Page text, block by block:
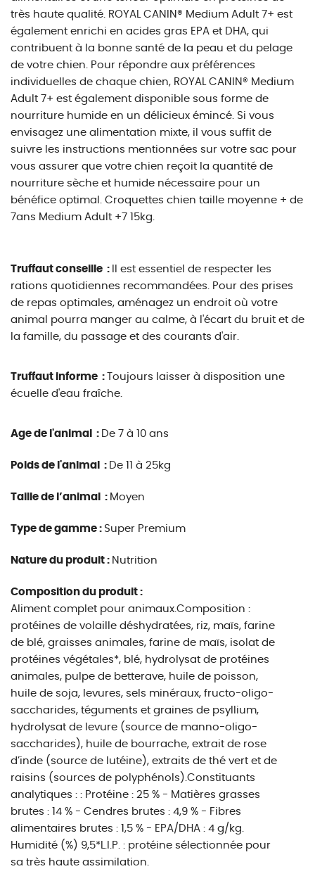
très haute qualité. ROYAL CANIN® Medium Adult 7+ est
également enrichi en acides gras EPA et DHA, qui
contribuent à la bonne santé de la peau et du pelage
de votre chien. Pour répondre aux préférences
individuelles de chaque chien, ROYAL CANIN® Medium
Adult 7+ est également disponible sous forme de
nourriture humide en un délicieux émincé. Si vous
envisagez une alimentation mixte, il vous suffit de
suivre les instructions mentionnées sur votre sac pour
vous assurer que votre chien reçoit la quantité de
nourriture sèche et humide nécessaire pour un
bénéfice optimal. Croquettes chien taille moyenne + de
7ans Medium Adult +7 15kg.
Truffaut conseille :
Il est essentiel de respecter les
rations quotidiennes recommandées. Pour des prises
de repas optimales, aménagez un endroit où votre
animal pourra manger au calme, à l'écart du bruit et de
la famille, du passage et des courants d'air.
Truffaut informe :
Toujours laisser à disposition une
écuelle d'eau fraîche.
Age de l'animal : De 7 à 10 ans
Poids de l'animal : De 11 à 25kg
Taille de l’animal : Moyen
Type de gamme : Super Premium
Nature du produit : Nutrition
Composition du produit :
Aliment complet pour animaux.Composition :
protéines de volaille déshydratées, riz, maïs, farine
de blé, graisses animales, farine de maïs, isolat de
protéines végétales*, blé, hydrolysat de protéines
animales, pulpe de betterave, huile de poisson,
huile de soja, levures, sels minéraux, fructo-oligo-
saccharides, téguments et graines de psyllium,
hydrolysat de levure (source de manno-oligo-
saccharides), huile de bourrache, extrait de rose
d’inde (source de lutéine), extraits de thé vert et de
raisins (sources de polyphénols).Constituants
analytiques : : Protéine : 25 % - Matières grasses
brutes : 14 % - Cendres brutes : 4,9 % - Fibres
alimentaires brutes : 1,5 % - EPA/DHA : 4 g/kg.
Humidité (%) 9,5*L.I.P. : protéine sélectionnée pour
sa très haute assimilation.